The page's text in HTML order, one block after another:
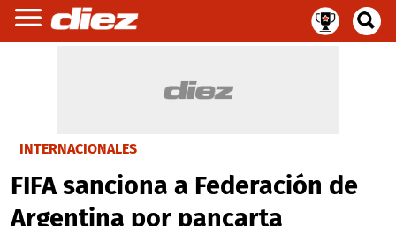
INTERNACIONALES
FIFA sanciona a Federación de
Argentina por pancarta